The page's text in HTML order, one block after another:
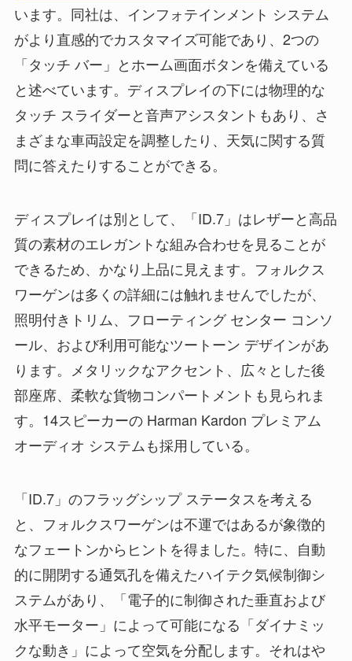
います。同社は、インフォテインメント システム
がより直感的でカスタマイズ可能であり、2つの
「タッチ バー」とホーム画面ボタンを備えている
と述べています。ディスプレイの下には物理的な
タッチ スライダーと音声アシスタントもあり、さ
まざまな車両設定を調整したり、天気に関する質
問に答えたりすることができる。
ディスプレイは別として、「ID.7」はレザーと高品
質の素材のエレガントな組み合わせを見ることが
できるため、かなり上品に見えます。フォルクス
ワーゲンは多くの詳細には触れませんでしたが、
照明付きトリム、フローティング センター コンソ
ール、および利用可能なツートーン デザインがあ
ります。メタリックなアクセント、広々とした後
部座席、柔軟な貨物コンパートメントも見られま
す。14スピーカーの Harman Kardon プレミアム
オーディオ システムも採用している。
「ID.7」のフラッグシップ ステータスを考える
と、フォルクスワーゲンは不運ではあるが象徴的
なフェートンからヒントを得ました。特に、自動
的に開閉する通気孔を備えたハイテク気候制御シ
ステムがあり、「電子的に制御された垂直および
水平モーター」によって可能になる「ダイナミッ
クな動き」によって空気を分配します。それはや